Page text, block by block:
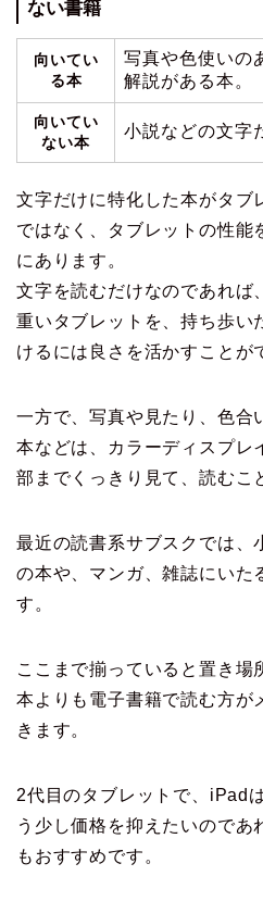
ない書籍
向いてい
る本
写真や色使いの
解説がある本。
向いてい
ない本
小説などの文字
文字だけに特化した本がタブ
ではなく、タブレットの性能
にあります。
文字を読むだけなのであれば
重いタブレットを、持ち歩い
けるには良さを活かすことが
一方で、写真や見たり、色合
本などは、カラーディスプレ
部までくっきり見て、読むこ
最近の読書系サブスクでは、
の本や、マンガ、雑誌にいた
す。
ここまで揃っていると置き場
本よりも電子書籍で読む方が
きます。
2代目のタブレットで、iPad
う少し価格を抑えたいのであ
もおすすめです。